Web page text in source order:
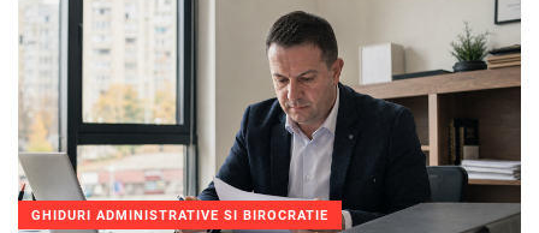
GHIDURI ADMINISTRATIVE SI BIROCRATIE